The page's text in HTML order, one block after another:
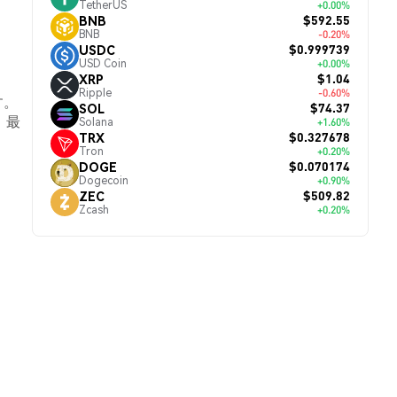
最
TetherUS +0.00%
BNB
BNB
$592.55
-0.20%
USDC
USD Coin
$0.999739
+0.00%
XRP
Ripple
$1.04
-0.60%
SOL
Solana
$74.37
+1.60%
TRX
Tron
$0.327678
+0.20%
DOGE
Dogecoin
$0.070174
+0.90%
ZEC
Zcash
$509.82
+0.20%